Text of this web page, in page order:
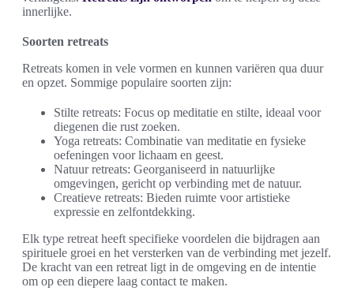
innerlijke.
Soorten retreats
Retreats komen in vele vormen en kunnen variëren qua duur
en opzet. Sommige populaire soorten zijn:
Stilte retreats: Focus op meditatie en stilte, ideaal voor
diegenen die rust zoeken.
Yoga retreats: Combinatie van meditatie en fysieke
oefeningen voor lichaam en geest.
Natuur retreats: Georganiseerd in natuurlijke
omgevingen, gericht op verbinding met de natuur.
Creatieve retreats: Bieden ruimte voor artistieke
expressie en zelfontdekking.
Elk type retreat heeft specifieke voordelen die bijdragen aan
spirituele groei en het versterken van de verbinding met jezelf.
De kracht van een retreat ligt in de omgeving en de intentie
om op een diepere laag contact te maken.